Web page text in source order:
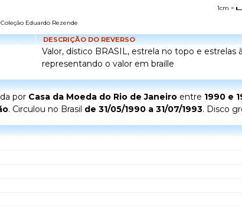
1cm =
Eduardo Rezende
DESCRIÇÃO DO REVERSO
Valor, dístico BRASIL, estrela no topo e estrelas
representando o valor em braille
por Casa da Moeda do Rio de Janeiro entre 1990 e
. Circulou no Brasil de 31/05/1990 a 31/07/1993. Disco